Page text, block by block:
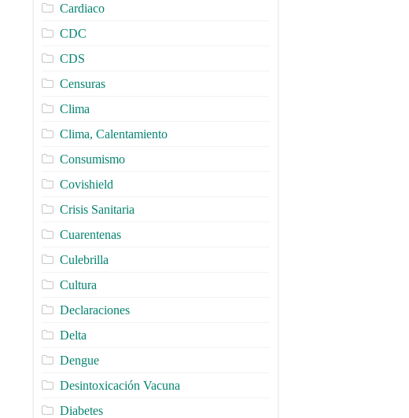
Cardiaco
CDC
CDS
Censuras
Clima
Clima, Calentamiento
Consumismo
Covishield
Crisis Sanitaria
Cuarentenas
Culebrilla
Cultura
Declaraciones
Delta
Dengue
Desintoxicación Vacuna
Diabetes